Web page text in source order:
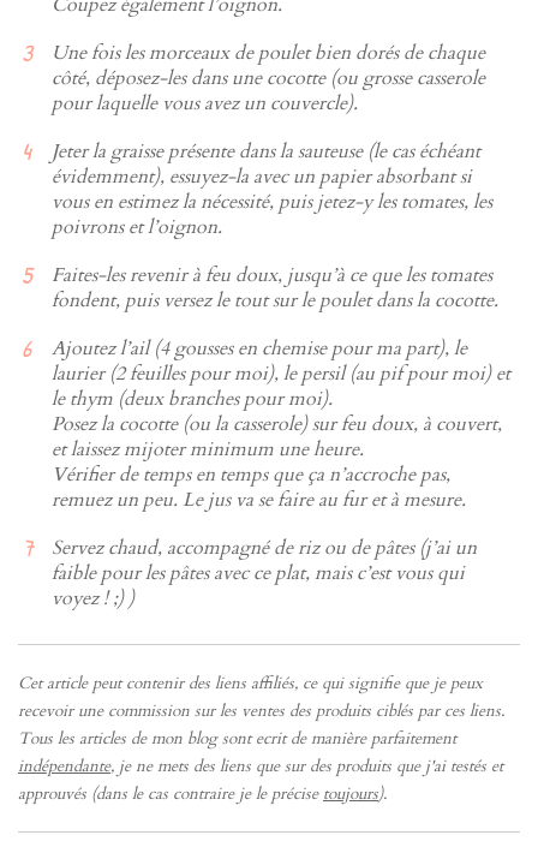
Une fois les morceaux de poulet bien dorés de chaque
côté, déposez-les dans une cocotte (ou grosse casserole
pour laquelle vous avez un couvercle).
Jeter la graisse présente dans la sauteuse (le cas échéant
évidemment), essuyez-la avec un papier absorbant si
vous en estimez la nécessité, puis jetez-y les tomates, les
poivrons et l’oignon.
Faites-les revenir à feu doux, jusqu’à ce que les tomates
fondent, puis versez le tout sur le poulet dans la cocotte.
Ajoutez l’ail (4 gousses en chemise pour ma part), le
laurier (2 feuilles pour moi), le persil (au pif pour moi) et
le thym (deux branches pour moi).
Posez la cocotte (ou la casserole) sur feu doux, à couvert,
et laissez mijoter minimum une heure.
Vérifier de temps en temps que ça n’accroche pas,
remuez un peu. Le jus va se faire au fur et à mesure.
Servez chaud, accompagné de riz ou de pâtes (j’ai un
faible pour les pâtes avec ce plat, mais c’est vous qui
voyez ! ;) )
Cet article peut contenir des liens affiliés, ce qui signifie que je peux
recevoir une commission sur les ventes des produits ciblés par ces liens.
Tous les articles de mon blog sont ecrit de manière parfaitement
indépendante, je ne mets des liens que sur des produits que j'ai testés et
approuvés (dans le cas contraire je le précise toujours).